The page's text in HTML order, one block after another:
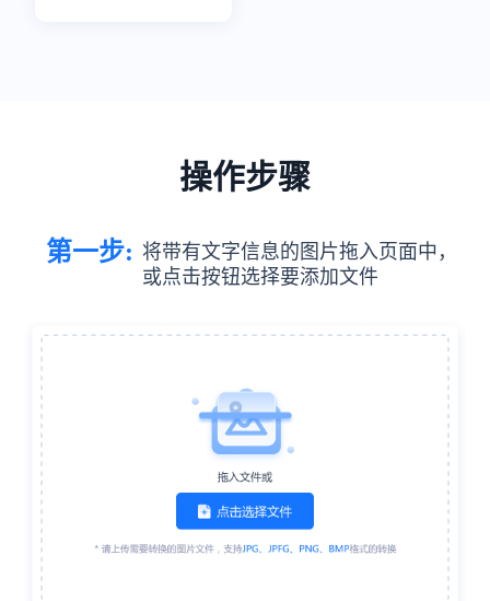
操作步骤
第一步: 将带有文字信息的图片拖入页面中，
或点击按钮选择要添加文件